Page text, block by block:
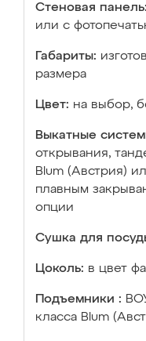
Стеновая панель:
или с
Габариты:
размера
Цвет: на выбор,
Выкатные
открывания,
Blum (Австрия)
плавным
опции
Сушка для
Цоколь: в цвет
Подъемники :
класса Blum